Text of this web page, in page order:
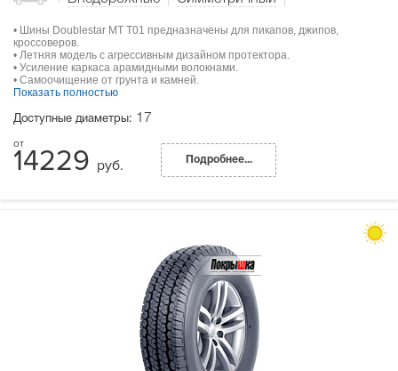
• Шины Doublestar MT T01 предназначены для пикапов, джипов,
кроссоверов.
• Летняя модель с агрессивным дизайном протектора.
• Усиление каркаса арамидными волокнами.
• Самоочищение от грунта и камней.
Показать полностью
Доступные диаметры: 17
14229 руб. Подробнее...